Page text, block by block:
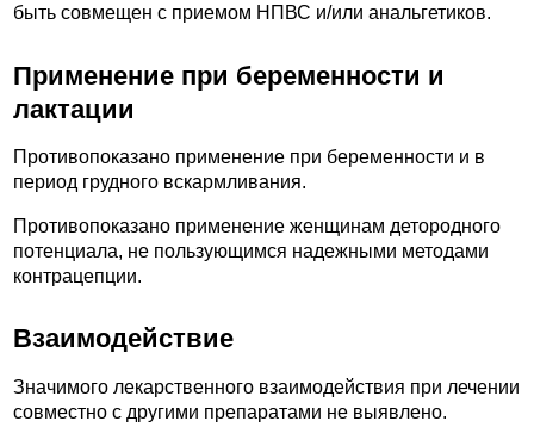
быть совмещен с приемом НПВС и/или анальгетиков.
Применение при беременности и
лактации
Противопоказано применение при беременности и в
период грудного вскармливания.
Противопоказано применение женщинам детородного
потенциала, не пользующимся надежными методами
контрацепции.
Взаимодействие
Значимого лекарственного взаимодействия при лечении
совместно с другими препаратами не выявлено.